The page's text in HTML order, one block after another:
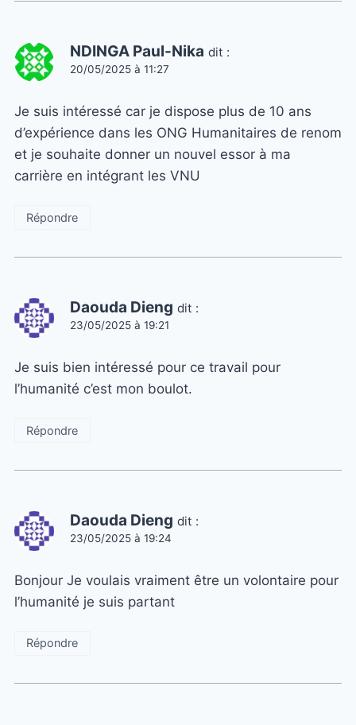
NDINGA Paul-Nika dit :
20/05/2025 à 11:27
Je suis intéressé car je dispose plus de 10 ans
d’expérience dans les ONG Humanitaires de renom
et je souhaite donner un nouvel essor à ma
carrière en intégrant les VNU
Répondre
Daouda Dieng dit :
23/05/2025 à 19:21
Je suis bien intéressé pour ce travail pour
l’humanité c’est mon boulot.
Répondre
Daouda Dieng dit :
23/05/2025 à 19:24
Bonjour Je voulais vraiment être un volontaire pour
l’humanité je suis partant
Répondre